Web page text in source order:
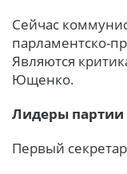
Сейчас
парламентско-
Являются
Ющенко.
Лидеры партии
Первый